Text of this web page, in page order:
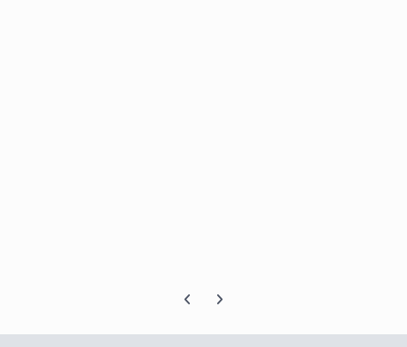
Předchozí snímek karuselu
Další snímek karuselu